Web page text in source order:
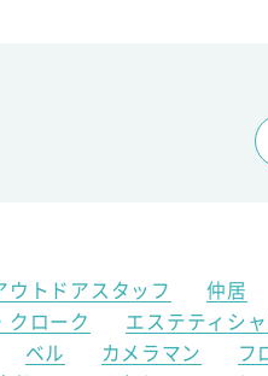
ウトドアスタッフ 仲居
クローク エステティシ
ベル カメラマン フ